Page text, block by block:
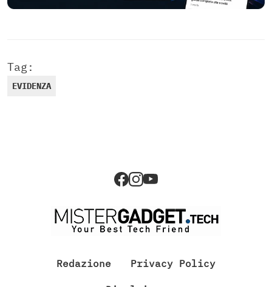
Tag:
EVIDENZA
Redazione Privacy Policy